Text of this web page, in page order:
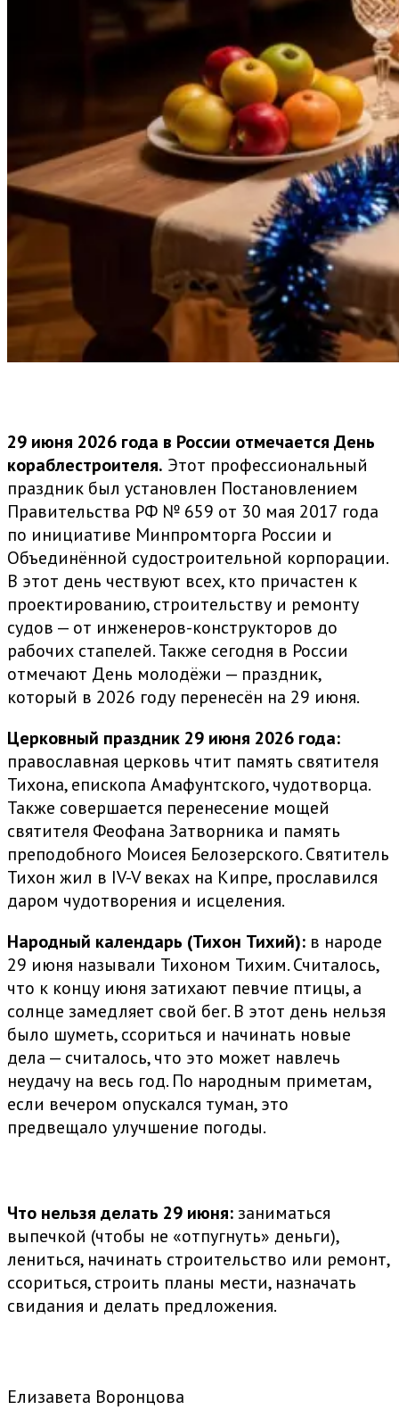
29 июня 2026 года в России отмечается День
кораблестроителя. Этот профессиональный
праздник был установлен Постановлением
Правительства РФ № 659 от 30 мая 2017 года
по инициативе Минпромторга России и
Объединённой судостроительной корпорации.
В этот день чествуют всех, кто причастен к
проектированию, строительству и ремонту
судов — от инженеров-конструкторов до
рабочих стапелей. Также сегодня в России
отмечают День молодёжи — праздник,
который в 2026 году перенесён на 29 июня.
Церковный праздник 29 июня 2026 года:
православная церковь чтит память святителя
Тихона, епископа Амафунтского, чудотворца.
Также совершается перенесение мощей
святителя Феофана Затворника и память
преподобного Моисея Белозерского. Святитель
Тихон жил в IV-V веках на Кипре, прославился
даром чудотворения и исцеления.
Народный календарь (Тихон Тихий): в народе
29 июня называли Тихоном Тихим. Считалось,
что к концу июня затихают певчие птицы, а
солнце замедляет свой бег. В этот день нельзя
было шуметь, ссориться и начинать новые
дела — считалось, что это может навлечь
неудачу на весь год. По народным приметам,
если вечером опускался туман, это
предвещало улучшение погоды.
Что нельзя делать 29 июня: заниматься
выпечкой (чтобы не «отпугнуть» деньги),
лениться, начинать строительство или ремонт,
ссориться, строить планы мести, назначать
свидания и делать предложения.
Елизавета Воронцова